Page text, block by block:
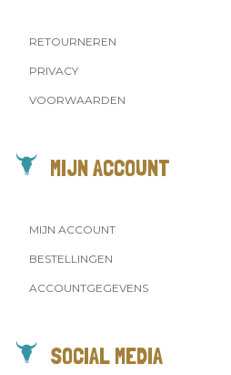
RETOURNEREN
PRIVACY
VOORWAARDEN
MIJN ACCOUNT
MIJN ACCOUNT
BESTELLINGEN
ACCOUNTGEGEVENS
SOCIAL MEDIA